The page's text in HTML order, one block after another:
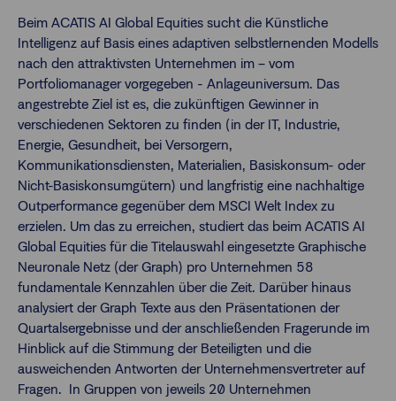
Beim ACATIS AI Global Equities sucht die Künstliche
Intelligenz auf Basis eines adaptiven selbstlernenden Modells
nach den attraktivsten Unternehmen im – vom
Portfoliomanager vorgegeben - Anlageuniversum. Das
angestrebte Ziel ist es, die zukünftigen Gewinner in
verschiedenen Sektoren zu finden (in der IT, Industrie,
Energie, Gesundheit, bei Versorgern,
Kommunikationsdiensten, Materialien, Basiskonsum- oder
Nicht-Basiskonsumgütern) und langfristig eine nachhaltige
Outperformance gegenüber dem MSCI Welt Index zu
erzielen. Um das zu erreichen, studiert das beim ACATIS AI
Global Equities für die Titelauswahl eingesetzte Graphische
Neuronale Netz (der Graph) pro Unternehmen 58
fundamentale Kennzahlen über die Zeit. Darüber hinaus
analysiert der Graph Texte aus den Präsentationen der
Quartalsergebnisse und der anschließenden Fragerunde im
Hinblick auf die Stimmung der Beteiligten und die
ausweichenden Antworten der Unternehmensvertreter auf
Fragen. In Gruppen von jeweils 20 Unternehmen